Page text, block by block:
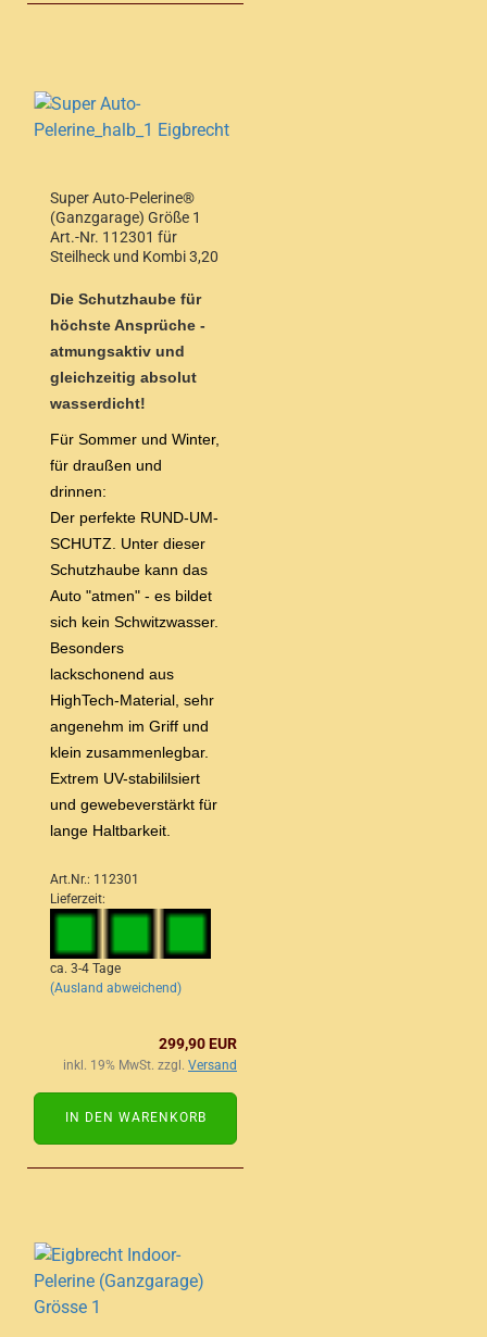
Super Auto-Pelerine®
(Ganzgarage) Größe 1
Art.-Nr. 112301 für
Steilheck und Kombi 3,20
Die Schutzhaube für
höchste Ansprüche -
atmungsaktiv und
gleichzeitig absolut
wasserdicht!
Für Sommer und Winter,
für draußen und
drinnen:
Der perfekte RUND-UM-
SCHUTZ. Unter dieser
Schutzhaube kann das
Auto "atmen" - es bildet
sich kein Schwitzwasser.
Besonders
lackschonend aus
HighTech-Material, sehr
angenehm im Griff und
klein zusammenlegbar.
Extrem UV-stabililsiert
und gewebeverstärkt für
lange Haltbarkeit.
Art.Nr.: 112301
Lieferzeit:
ca. 3-4 Tage
(Ausland abweichend)
299,90 EUR
inkl. 19% MwSt. zzgl. Versand
IN DEN WARENKORB